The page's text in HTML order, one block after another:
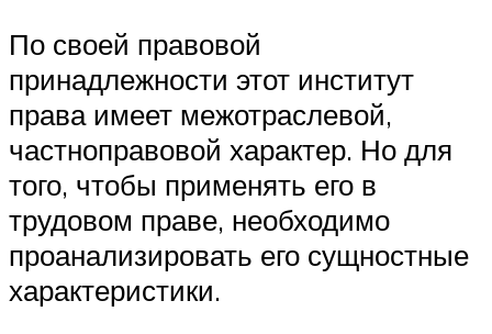
По своей правовой
принадлежности этот институт
права имеет межотраслевой,
частноправовой характер. Но для
того, чтобы применять его в
трудовом праве, необходимо
проанализировать его сущностные
характеристики.